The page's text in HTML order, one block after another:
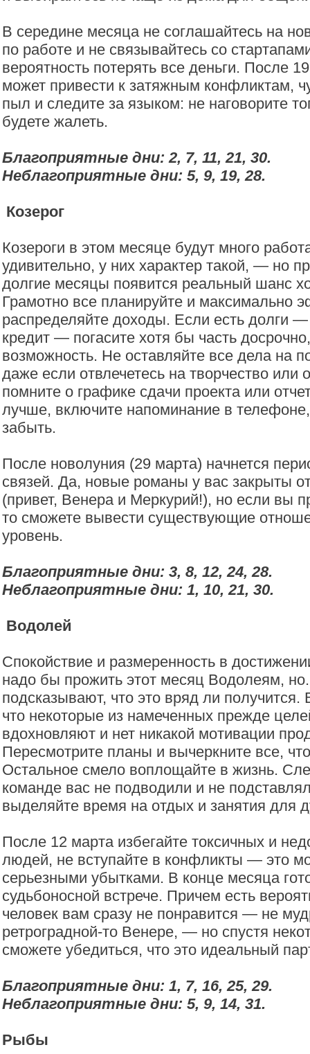
В середине месяца не соглашайтесь на
по работе и не связывайтесь со
вероятность потерять все деньги. После
может привести к затяжным конфликтам,
пыл и следите за языком: не наговорите
будете жалеть.
Благоприятные дни: 2, 7, 11, 21, 30.
Неблагоприятные дни: 5, 9, 19, 28.
Козерог
Козероги в этом месяце будут много
удивительно, у них характер такой, — но
долгие месяцы появится реальный шанс
Грамотно все планируйте и максимально
распределяйте доходы. Если есть долги —
кредит — погасите хотя бы часть
возможность. Не оставляйте все дела на
даже если отвлечетесь на творчество или
помните о графике сдачи проекта или
лучше, включите напоминание в
забыть.
После новолуния (29 марта) начнется
связей. Да, новые романы у вас закрыты
(привет, Венера и Меркурий!), но если вы
то сможете вывести существующие
уровень.
Благоприятные дни: 3, 8, 12, 24, 28.
Неблагоприятные дни: 1, 10, 21, 30.
Водолей
Спокойствие и размеренность в
надо бы прожить этот месяц Водолеям,
подсказывают, что это вряд ли
что некоторые из намеченных прежде
вдохновляют и нет никакой мотивации
Пересмотрите планы и вычеркните все,
Остальное смело воплощайте в жизнь.
команде вас не подводили и не
выделяйте время на отдых и занятия для
После 12 марта избегайте токсичных и
людей, не вступайте в конфликты — это
серьезными убытками. В конце месяца
судьбоносной встрече. Причем есть
человек вам сразу не понравится — не
ретроградной-то Венере, — но спустя
сможете убедиться, что это идеальный
Благоприятные дни: 1, 7, 16, 25, 29.
Неблагоприятные дни: 5, 9, 14, 31.
Рыбы